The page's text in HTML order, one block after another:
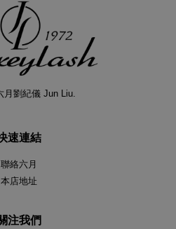
劉紀儀 Jun Liu.
速連結
聯絡六月
本店地址
注我們